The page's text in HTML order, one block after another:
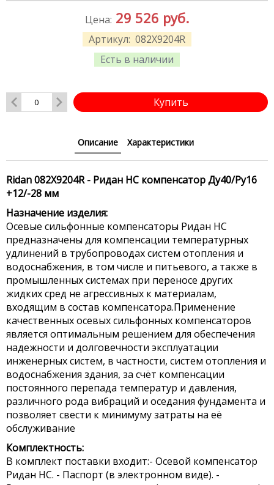
Артикул: 082X9204R
Есть в наличии
Цена: 29 526 руб.
Купить
Описание Характеристики
Ridan 082X9204R - Ридан НС компенсатор Ду40/Ру16
+12/-28 мм
Назначение изделия:
Осевые сильфонные компенсаторы Ридан НС
предназначены для компенсации температурных
удлинений в трубопроводах систем отопления и
водоснабжения, в том числе и питьевого, а также в
промышленных системах при переносе других
жидких сред не агрессивных к материалам,
входящим в состав компенсатора.Применение
качественных осевых сильфонных компенсаторов
является оптимальным решением для обеспечения
надежности и долговечности эксплуатации
инженерных систем, в частности, систем отопления и
водоснабжения здания, за счёт компенсации
постоянного перепада температур и давления,
различного рода вибраций и оседания фундамента и
позволяет свести к минимуму затраты на её
обслуживание
Комплектность:
В комплект поставки входит:- Осевой компенсатор
Ридан НС. - Паспорт (в электронном виде). -